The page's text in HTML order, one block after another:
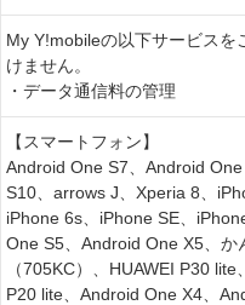
My Y!mobileの以下サービスを
けません。
・データ通信料の管理
【スマートフォン】
Android One S7、Android
S10、arrows J、Xperia 8、
iPhone 6s、iPhone SE、
One S5、Android One X5、か
（705KC）、HUAWEI P30 lite
P20 lite、Android One X4、